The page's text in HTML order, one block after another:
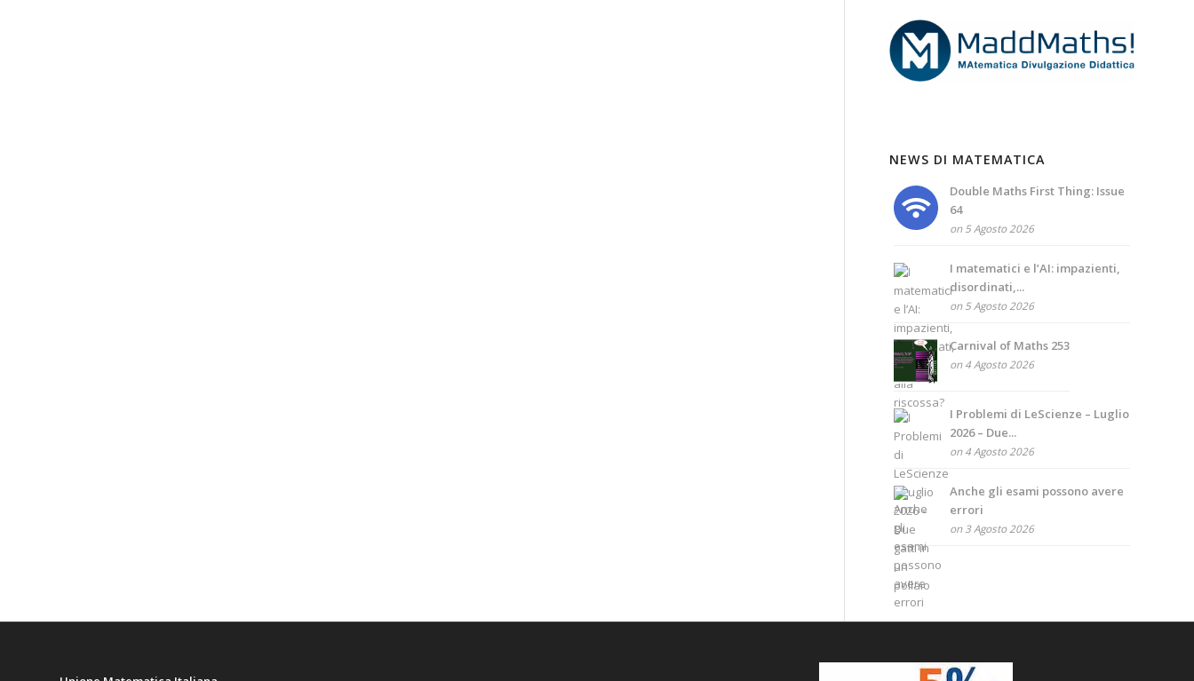
NEWS DI MATEMATICA
Double Maths First Thing: Issue
64
on 5 Agosto 2026
I matematici e l’AI: impazienti,
disordinati,...
on 5 Agosto 2026
Carnival of Maths 253
on 4 Agosto 2026
I Problemi di LeScienze – Luglio
2026 – Due...
on 4 Agosto 2026
Anche gli esami possono avere
errori
on 3 Agosto 2026